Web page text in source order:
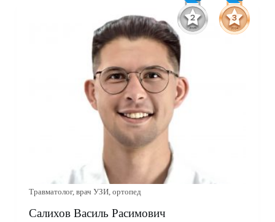
Травматолог, врач УЗИ, ортопед
Салихов Василь Расимович